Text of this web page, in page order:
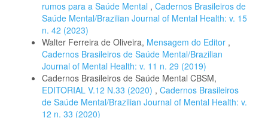
rumos para a Saúde Mental , Cadernos Brasileiros de
Saúde Mental/Brazilian Journal of Mental Health: v. 15
n. 42 (2023)
Walter Ferreira de Oliveira, Mensagem do Editor ,
Cadernos Brasileiros de Saúde Mental/Brazilian
Journal of Mental Health: v. 11 n. 29 (2019)
Cadernos Brasileiros de Saúde Mental CBSM,
EDITORIAL V.12 N.33 (2020) , Cadernos Brasileiros
de Saúde Mental/Brazilian Journal of Mental Health: v.
12 n. 33 (2020)